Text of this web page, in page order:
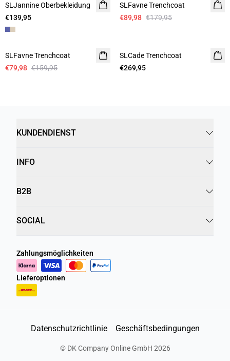
SLJannine Oberbekleidung
€139,95
SLFavne Trenchcoat
€89,98 €179,95
-50%
SLFavne Trenchcoat
€79,98 €159,95
SLCade Trenchcoat
€269,95
KUNDENDIENST
INFO
B2B
SOCIAL
Zahlungsmöglichkeiten
Lieferoptionen
Datenschutzrichtlinie Geschäftsbedingungen
© DK Company Online GmbH 2026